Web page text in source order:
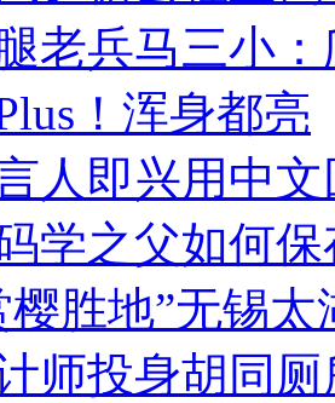
老兵马三小
！浑身都亮
人即兴用中
学之父如何
樱胜地”无锡
师投身胡同